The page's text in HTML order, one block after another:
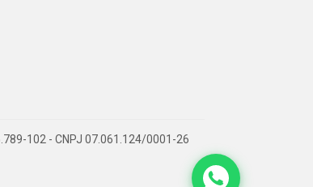
102 - CNPJ 07.061.124/0001-26